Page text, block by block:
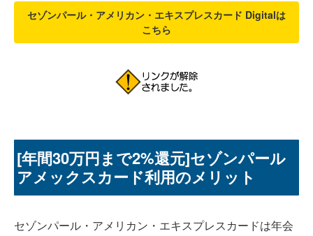
セゾンパール・アメリカン・エキスプレスカード Digitalは
こちら
[年間30万円まで2%還元]セゾンパール
アメックスカード利用のメリット
セゾンパール・アメリカン・エキスプレスカードは年会